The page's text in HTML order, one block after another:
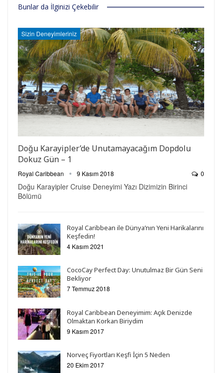
Bunlar da İlginizi Çekebilir
Sizin Deneyimleriniz
Doğu Karayipler’de Unutamayacağım Dopdolu
Dokuz Gün – 1
Royal Caribbean 9 Kasım 2018 0
Doğu Karayipler Cruise Deneyimi Yazı Dizimizin Birinci
Bölümü
Royal Caribbean ile Dünya’nın Yeni Harikalarını
Keşfedin!
4 Kasım 2021
CocoCay Perfect Day: Unutulmaz Bir Gün Seni
Bekliyor
7 Temmuz 2018
Royal Caribbean Deneyimim: Açık Denizde
Olmaktan Korkan Biriydim
9 Kasım 2017
Norveç Fiyortları Keşfi İçin 5 Neden
20 Ekim 2017